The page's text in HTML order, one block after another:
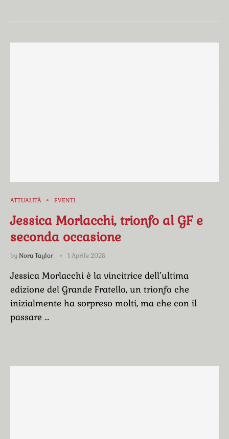
ATTUALITÀ EVENTI
Jessica Morlacchi, trionfo al GF e
seconda occasione
by Nora Taylor 1 Aprile 2025
Jessica Morlacchi è la vincitrice dell’ultima
edizione del Grande Fratello, un trionfo che
inizialmente ha sorpreso molti, ma che con il
passare …